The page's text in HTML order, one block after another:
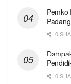
Pemko
0
0